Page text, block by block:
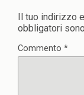
Il tuo indirizzo
obbligatori
Commento *